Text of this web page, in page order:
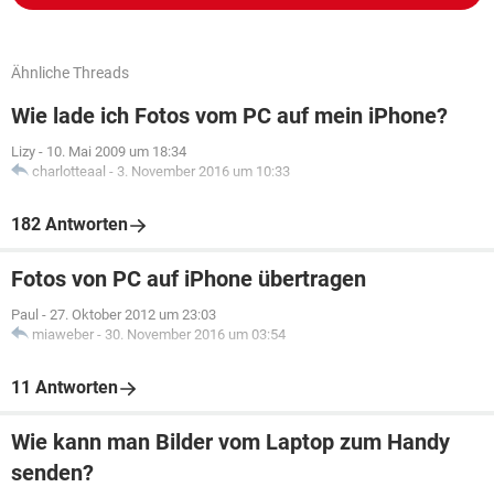
Ähnliche Threads
Wie lade ich Fotos vom PC auf mein iPhone?
Lizy - 10. Mai 2009 um 18:34
charlotteaal - 3. November 2016 um 10:33
182 Antworten
Fotos von PC auf iPhone übertragen
Paul - 27. Oktober 2012 um 23:03
miaweber - 30. November 2016 um 03:54
11 Antworten
Wie kann man Bilder vom Laptop zum Handy
senden?